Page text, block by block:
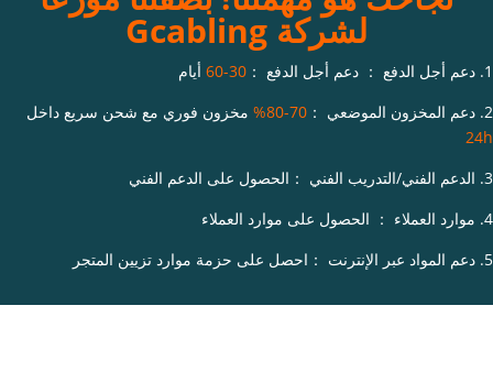
لشركة Gcabling
1. دعم أجل الدفع ： دعم أجل الدفع ： 30-60
أيام
2. دعم المخزون الموضعي ：
70-80%
مخزون فوري مع شحن سريع داخل
24h
3. الدعم الفني/التدريب الفني ：الحصول على الدعم الفني
4. موارد العملاء ： الحصول على موارد العملاء
5. دعم المواد عبر الإنترنت ：احصل على حزمة موارد تزيين المتجر